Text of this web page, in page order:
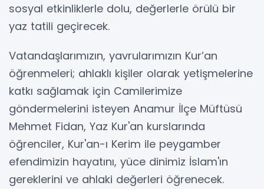
sosyal etkinliklerle dolu, değerlerle örülü bir
yaz tatili geçirecek.
Vatandaşlarımızın, yavrularımızın Kur’an
öğrenmeleri; ahlaklı kişiler olarak yetişmelerine
katkı sağlamak için Camilerimize
göndermelerini isteyen Anamur İlçe Müftüsü
Mehmet Fidan, Yaz Kur'an kurslarında
öğrenciler, Kur'an-ı Kerim ile peygamber
efendimizin hayatını, yüce dinimiz İslam'ın
gereklerini ve ahlaki değerleri öğrenecek.